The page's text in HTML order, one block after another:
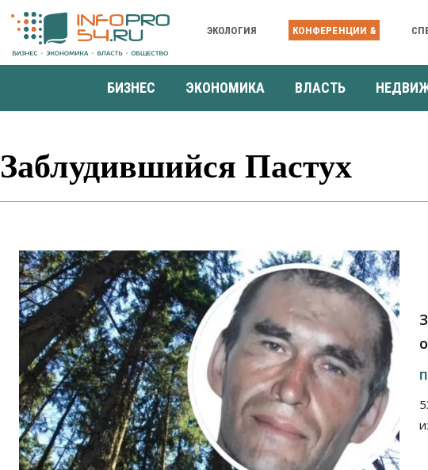
ЭКОЛОГИЯ КОНФЕРЕНЦИИ &
БИЗНЕС ЭКОНОМИКА ВЛАСТЬ
Заблудившийся Пастух